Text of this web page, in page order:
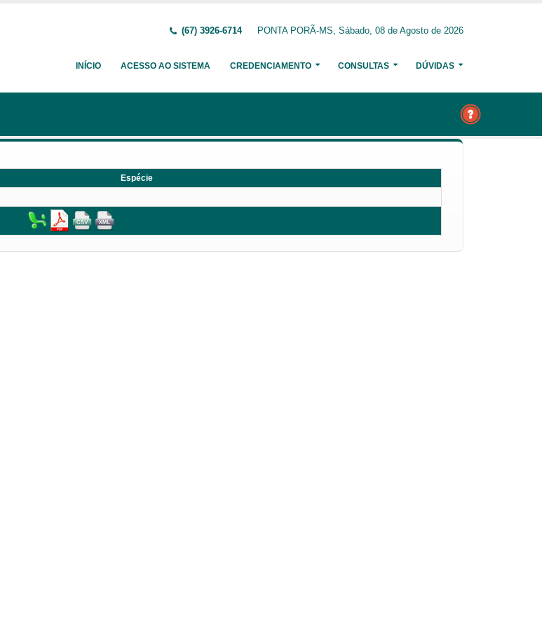
(67) 3926-6714 PONTA PORÃ-MS, Sábado, 08 de Agosto de 2026
INÍCIO ACESSO AO SISTEMA CREDENCIAMENTO CONSULTAS DÚVIDAS
Espécie